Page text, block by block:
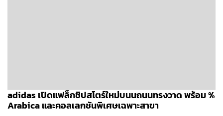
adidas เปิดแฟล็กชิปสโตร์ใหม่บนนถนนทรงวาด พร้อม %
Arabica และคอลเลกชันพิเศษเฉพาะสาขา